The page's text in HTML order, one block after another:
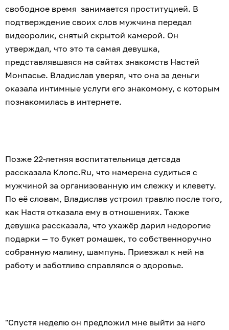
свободное время занимается проституцией. В
подтверждение своих слов мужчина передал
видеоролик, снятый скрытой камерой. Он
утверждал, что это та самая девушка,
представлявшаяся на сайтах знакомств Настей
Монпасье. Владислав уверял, что она за деньги
оказала интимные услуги его знакомому, с которым
познакомилась в интернете.
Позже 22-летняя воспитательница детсада
рассказала Клопс.Ru, что намерена судиться с
мужчиной за организованную им слежку и клевету.
По её словам, Владислав устроил травлю после того,
как Настя отказала ему в отношениях. Также
девушка рассказала, что ухажёр дарил недорогие
подарки — то букет ромашек, то собственноручно
собранную малину, шампунь. Приезжал к ней на
работу и заботливо справлялся о здоровье.
"Спустя неделю он предложил мне выйти за него